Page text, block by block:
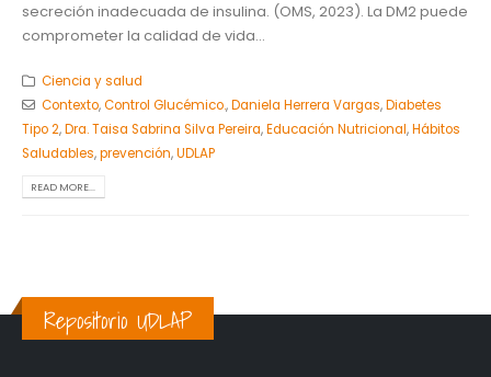
secreción inadecuada de insulina. (OMS, 2023). La DM2 puede
comprometer la calidad de vida...
Ciencia y salud
Contexto,Control Glucémico.,Daniela Herrera Vargas,Diabetes
Tipo 2,Dra. Taisa Sabrina Silva Pereira,Educación Nutricional,Hábitos
Saludables,prevención,UDLAP
READ MORE...
Repositorio UDLAP